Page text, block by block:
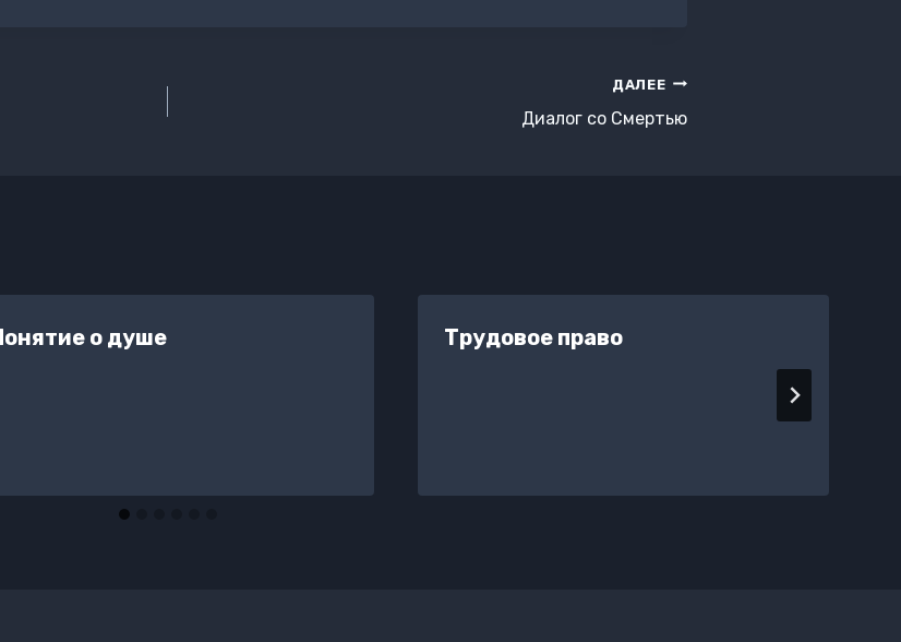
ДАЛЕЕ
Диалог со Смертью
о душе Трудовое право